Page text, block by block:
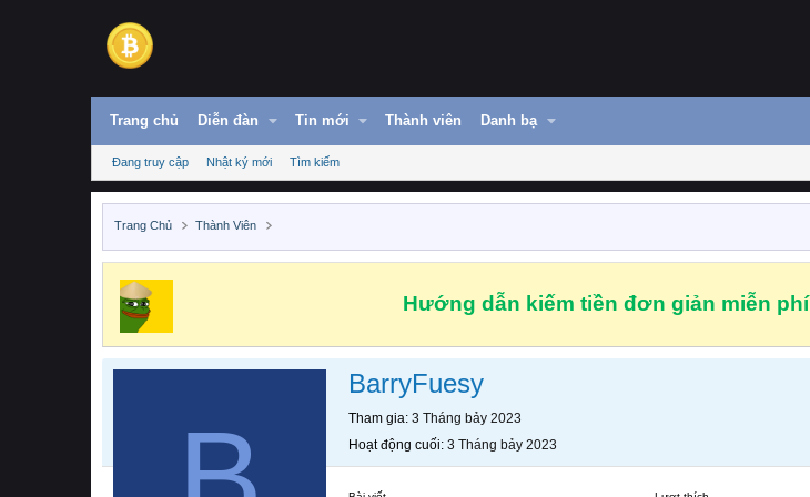
Trang chủ Diễn đàn Tin mới Thành viên Danh bạ
Đang truy cập Nhật ký mới Tìm kiếm
Trang Chủ Thành Viên
Hướng dẫn kiếm tiền đơn giản miễn phí
BarryFuesy
Tham gia 3 Tháng bảy 2023
Hoạt động cuối 3 Tháng bảy 2023